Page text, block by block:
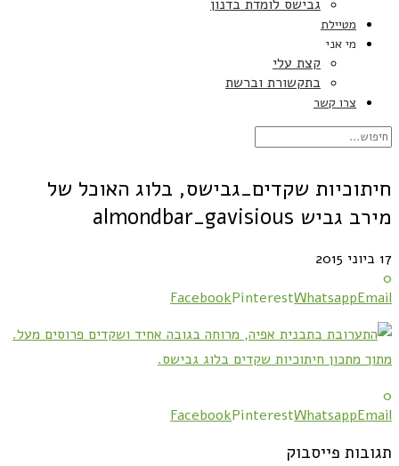
גבישס לומדת בדנון
מטיילת
מי אני
קצת עלי
בתקשורת וברשת
צרו קשר
חיתוכיות שקדים_גבישס, בלוג האוכל של
מירב גביש almondbar_gavisious
17 ביוני 2015
0
FacebookPinterestWhatsappEmail
0
FacebookPinterestWhatsappEmail
תגובות פייסבוק